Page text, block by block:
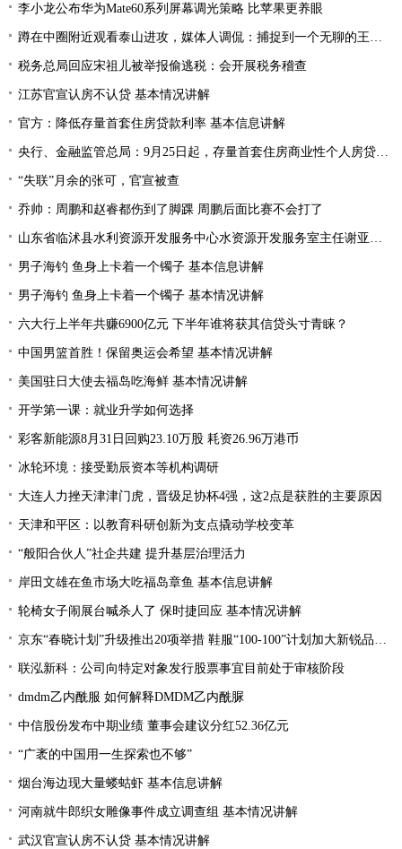
李小龙公布华为Mate60系列屏幕调光策略 比苹果更养眼
蹲在中圈附近观看泰山进攻，媒体人调侃：捕捉到一个无聊的王大雷
税务总局回应宋祖儿被举报偷逃税：会开展税务稽查
江苏官宣认房不认贷 基本情况讲解
官方：降低存量首套住房贷款利率 基本信息讲解
央行、金融监管总局：9月25日起，存量首套住房商业性个人房贷借款人可向金融机构申请协商变更利率水平
“失联”月余的张可，官宣被查
乔帅：周鹏和赵睿都伤到了脚踝 周鹏后面比赛不会打了
山东省临沭县水利资源开发服务中心水资源开发服务室主任谢亚州被查
男子海钓 鱼身上卡着一个镯子 基本信息讲解
男子海钓 鱼身上卡着一个镯子 基本情况讲解
六大行上半年共赚6900亿元 下半年谁将获其信贷头寸青睐？
中国男篮首胜！保留奥运会希望 基本情况讲解
美国驻日大使去福岛吃海鲜 基本情况讲解
开学第一课：就业升学如何选择
彩客新能源8月31日回购23.10万股 耗资26.96万港币
冰轮环境：接受勤辰资本等机构调研
大连人力挫天津津门虎，晋级足协杯4强，这2点是获胜的主要原因
天津和平区：以教育科研创新为支点撬动学校变革
“般阳合伙人”社企共建 提升基层治理活力
岸田文雄在鱼市场大吃福岛章鱼 基本信息讲解
轮椅女子闹展台喊杀人了 保时捷回应 基本情况讲解
京东“春晓计划”升级推出20项举措 鞋服“100-100”计划加大新锐品牌扶持力度
联泓新科：公司向特定对象发行股票事宜目前处于审核阶段
dmdm乙内酰服 如何解释DMDM乙内酰脲
中信股份发布中期业绩 董事会建议分红52.36亿元
“广袤的中国用一生探索也不够”
烟台海边现大量蝼蛄虾 基本信息讲解
河南就牛郎织女雕像事件成立调查组 基本情况讲解
武汉官宣认房不认贷 基本情况讲解